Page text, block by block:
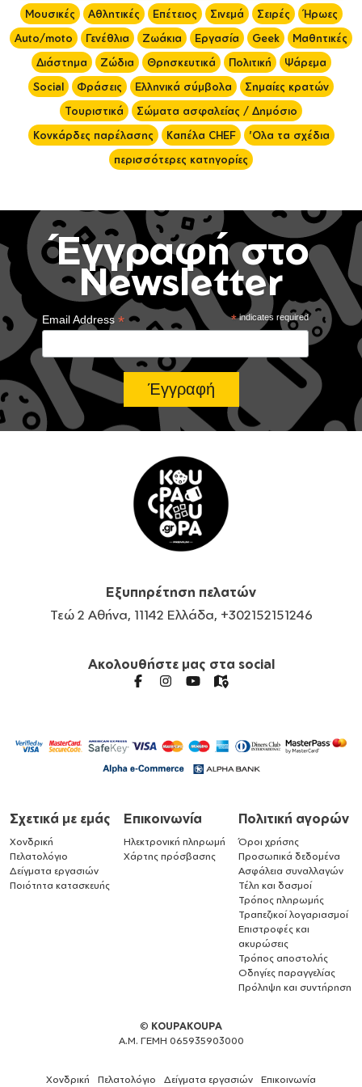
Μουσικές
Αθλητικές Επέτειος Σινεμά Σειρές
Ήρωες
Auto/moto
Γενέθλια Ζωάκια Εργασία Geek
Μαθητικές
Διάστημα
Ζώδια Θρησκευτικά Πολιτική
Ψάρεμα
Social
Φράσεις Ελληνικά σύμβολα
Σημαίες κρατών
Τουριστικά
Σώματα ασφαλείας / Δημόσιο
Κονκάρδες παρέλασης
Καπέλα CHEF
'Ολα τα σχέδια
περισσότερες κατηγορίες
Έγγραφή στο
Newsletter
*indicates required
Email Address*
Εξυπηρέτηση πελατών
Τεώ 2 Αθήνα, 11142 Ελλάδα, +302152151246
Ακολουθήστε μας στα social
Σχετικά με εμάς
Χονδρική
Πελατολόγιο
Δείγματα εργασιών
Ποιότητα κατασκευής
Επικοινωνία
Ηλεκτρονική πληρωμή
Χάρτης πρόσβασης
Πολιτική αγορών
Όροι χρήσης
Προσωπικά δεδομένα
Ασφάλεια συναλλαγών
Τέλη και δασμοί
Τρόπος πληρωμής
Τραπεζικοί λογαριασμοί
Επιστροφές και
ακυρώσεις
Τρόπος αποστολής
Οδηγίες παραγγελίας
Πρόληψη και συντήρηση
© KOUPAKOUPA
Α.Μ. ΓΕΜΗ 065935903000
Χονδρική Πελατολόγιο Δείγματα εργασιών Επικοινωνία